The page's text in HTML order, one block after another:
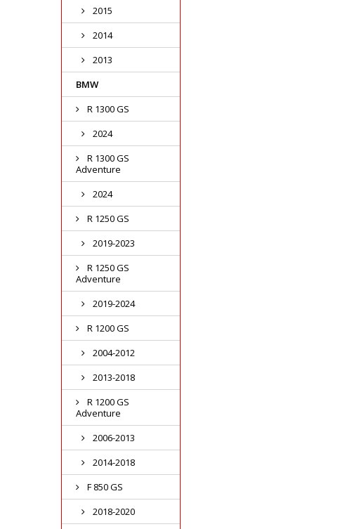
2015
2014
2013
BMW
R 1300 GS
2024
R 1300 GS
Adventure
2024
R 1250 GS
2019-2023
R 1250 GS
Adventure
2019-2024
R 1200 GS
2004-2012
2013-2018
R 1200 GS
Adventure
2006-2013
2014-2018
F 850 GS
2018-2020